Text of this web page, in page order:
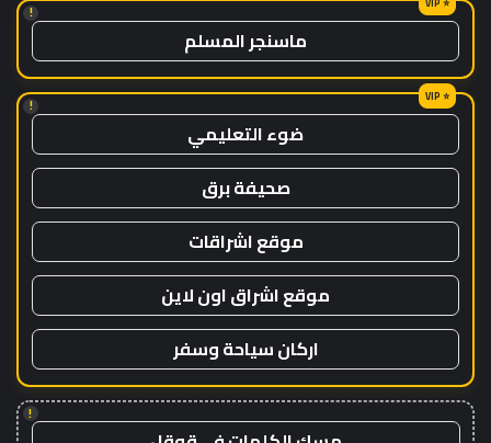
!
ماسنجر المسلم
!
ضوء التعليمي
صحيفة برق
موقع اشراقات
موقع اشراق اون لاين
اركان سياحة وسفر
!